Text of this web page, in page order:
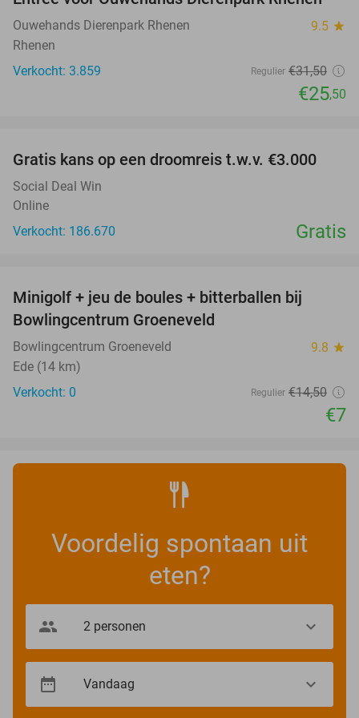
Ouwehands Dierenpark Rhenen 9.5 star
Rhenen
Verkocht: 3.859
Regulier €31,50
€25,50
Gratis kans op een droomreis t.w.v. €3.000
Social Deal Win
Online
Verkocht: 186.670
Gratis
NEW
TODAY
Minigolf + jeu de boules + bitterballen bij
Bowlingcentrum Groeneveld
Bowlingcentrum Groeneveld 9.8 star
Ede (14 km)
Verkocht: 0
Regulier €14,50
€7
Voordelig spontaan uit
eten?